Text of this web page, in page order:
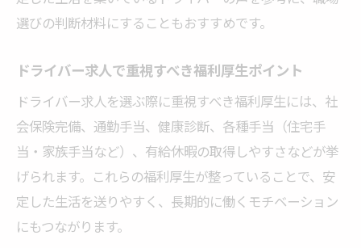
選びの判断材料にすることもおすすめです。
ドライバー求人で重視すべき福利厚生ポイント
ドライバー求人を選ぶ際に重視すべき福利厚生には、社
会保険完備、通勤手当、健康診断、各種手当（住宅手
当・家族手当など）、有給休暇の取得しやすさなどが挙
げられます。これらの福利厚生が整っていることで、安
定した生活を送りやすく、長期的に働くモチベーション
にもつながります。